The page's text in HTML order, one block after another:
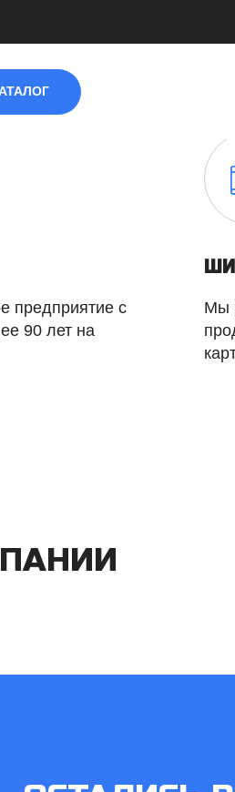
предприятие с
90 лет на
Мы